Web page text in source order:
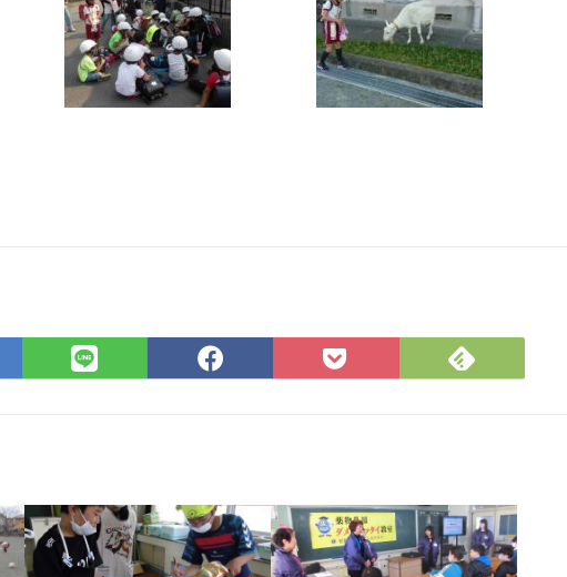
LINE
で
Facebook
で
Pocket
に
Feedly
で